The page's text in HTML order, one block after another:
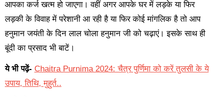
आपका कर्ज खत्म हो जाएगा। वहीं अगर आपके घर में लड़के या फिर
लड़की के विवाह में परेशानी आ रही है या फिर कोई मांगलिक है तो आप
हनुमान जयंती के दिन लाल चोला हनुमान जी को चढ़ाएं। इसके साथ ही
बूंदी का प्रसाद भी बाटें।
ये भी पढ़ें- Chaitra Purnima 2024: चैत्र पुर्णिमा को करें तुलसी के ये
उपाय, तिथि, मुहुर्त..